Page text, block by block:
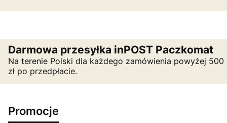
Darmowa przesyłka inPOST Paczkomat
Na terenie Polski dla każdego zamówienia powyżej 500
zł po przedpłacie.
Promocje